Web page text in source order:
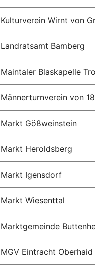
Kulturverein Wirnt von
Landratsamt Bamberg
Maintaler Blaskapelle
Männerturnverein von
Markt Gößweinstein
Markt Heroldsberg
Markt Igensdorf
Markt Wiesenttal
Marktgemeinde
MGV Eintracht Oberhaid